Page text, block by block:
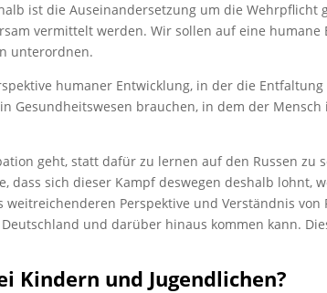
ist die Auseinandersetzung um die
vermittelt werden. Wir sollen auf eine
unterordnen.
humaner Entwicklung, in der die
Gesundheitswesen brauchen, in dem der
geht, statt dafür zu lernen auf den Russen zu
dass sich dieser Kampf deswegen deshalb lohnt,
Perspektive und Verständnis
und darüber hinaus kommen kann.
Kindern und Jugendlichen?